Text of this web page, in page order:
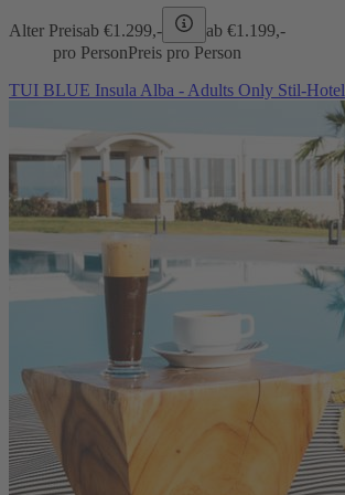
Alter Preisab €1.299,- ab €1.199,-
pro PersonPreis pro Person
TUI BLUE Insula Alba - Adults Only Stil-Hotel